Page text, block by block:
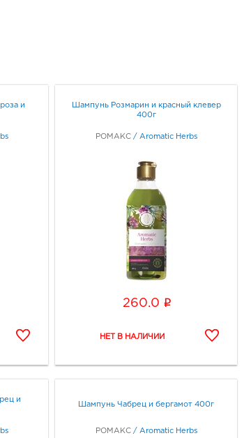
и
Шампунь Розмарин и красный клевер
400г
РОМАКС / Aromatic Herbs
260.0 i
и
Шампунь Чабрец и бергамот 400г
РОМАКС / Aromatic Herbs